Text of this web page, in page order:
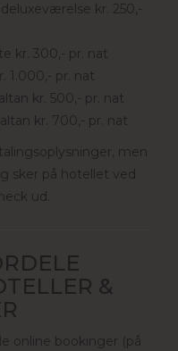
kr. 250,-
kr. 300,- pr. nat
1.000,- pr. nat
kr. 500,- pr. nat
kr. 700,- pr. nat
men
sker på hotellet ved
ud.
&
online bookinger (på